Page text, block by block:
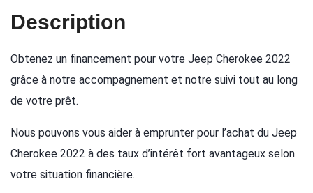
Description
Obtenez un financement pour votre Jeep Cherokee 2022
grâce à notre accompagnement et notre suivi tout au long
de votre prêt.
Nous pouvons vous aider à emprunter pour l’achat du Jeep
Cherokee 2022 à des taux d’intérêt fort avantageux selon
votre situation financière.